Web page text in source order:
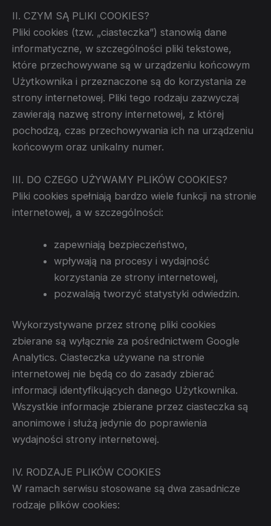
II. CZYM SĄ PLIKI COOKIES?
Pliki cookies (tzw. „ciasteczka”) stanowią dane
informatyczne, w szczególności pliki tekstowe,
które przechowywane są w urządzeniu końcowym
Użytkownika i przeznaczone są do korzystania ze
strony internetowej. Pliki tego rodzaju zazwyczaj
zawierają nazwę strony internetowej, z której
pochodzą, czas przechowywania ich na urządzeniu
końcowym oraz unikalny numer.
III. DO CZEGO UŻYWAMY PLIKÓW COOKIES?
Pliki cookies spełniają bardzo wiele funkcji na stronie
internetowej, a w szczególności:
zapewniają bezpieczeństwo,
wpływają na procesy i wydajność
korzystania ze strony internetowej,
pozwalają tworzyć statystyki odwiedzin.
Wykorzystywane przez stronę pliki cookies
zbierane są wyłącznie za pośrednictwem Google
Analytics. Ciasteczka używane na stronie
internetowej nie będą co do zasady zbierać
informacji identyfikujących danego Użytkownika.
Wszystkie informacje zbierane przez ciasteczka są
anonimowe i służą jedynie do poprawienia
wydajności strony internetowej.
IV. RODZAJE PLIKÓW COOKIES
W ramach serwisu stosowane są dwa zasadnicze
rodzaje plików cookies: